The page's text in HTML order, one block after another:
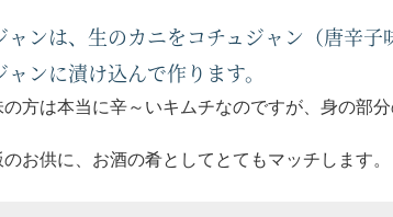
ャンは、生のカニをコチュジャン（唐辛子
ャンに漬け込んで作ります。
の方は本当に辛～いキムチなのですが、身の部
のお供に、お酒の肴としてとてもマッチします。